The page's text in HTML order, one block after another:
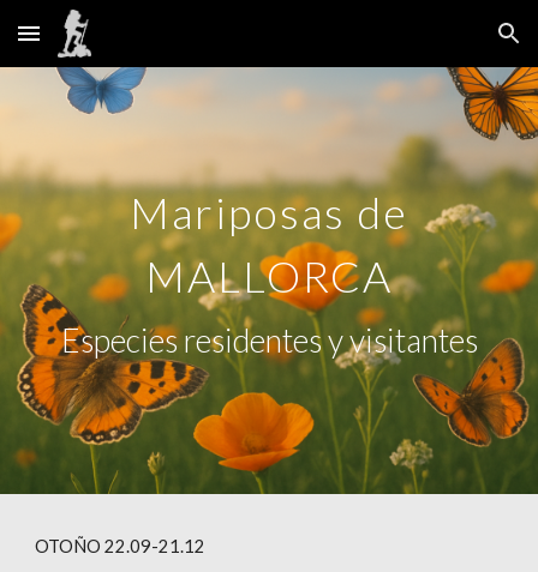
Skip to main content Skip to navigation
Mariposasde
MALLORCA
Especies residentes y visitantes
OTOÑO 22.09-21.12